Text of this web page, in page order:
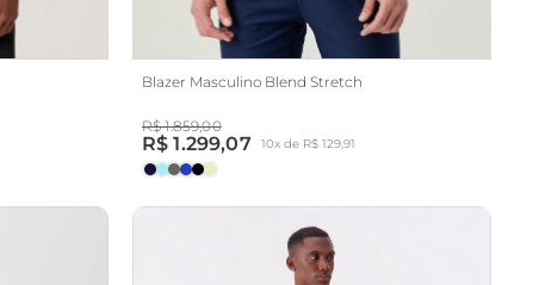
Blazer Masculino Blend Stretch
R$ 1.859,00
R$ 1.299,07 10x de R$ 129,91